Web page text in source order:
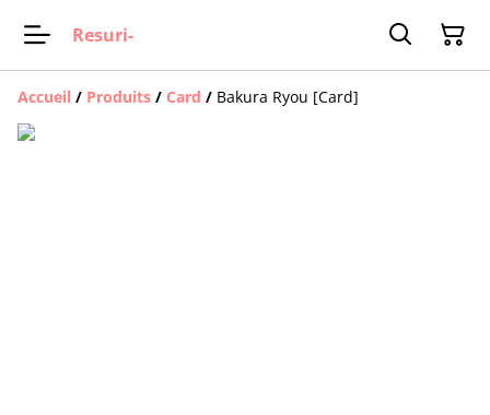
Resuri-
Accueil / Produits / Card / Bakura Ryou [Card]